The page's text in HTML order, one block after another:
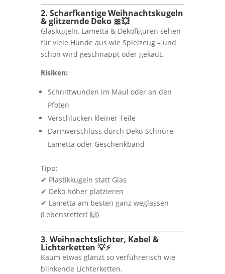
2. Scharfkantige Weihnachtskugeln
& glitzernde Deko 🎀💥
Glaskugeln, Lametta & Dekofiguren sehen
für viele Hunde aus wie Spielzeug – und
schon wird geschnappt oder gekaut.
Risiken:
Schnittwunden im Maul oder an den
Pfoten
Verschlucken kleiner Teile
Darmverschluss durch Deko-Schnüre,
Lametta oder Geschenkband
Tipp:
✔ Plastikkugeln statt Glas
✔ Deko höher platzieren
✔ Lametta am besten ganz weglassen
(Lebensretter! 🙌)
3. Weihnachtslichter, Kabel &
Lichterketten 💡⚡
Kaum etwas glänzt so verführerisch wie
blinkende Lichterketten.